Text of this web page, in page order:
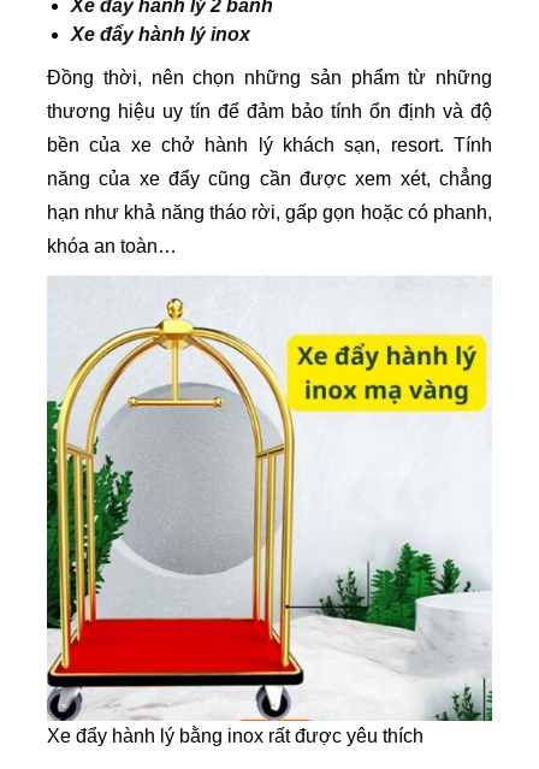
Xe đẩy hành lý 2 bánh
Xe đẩy hành lý inox
Đồng thời, nên chọn những sản phẩm từ những
thương hiệu uy tín để đảm bảo tính ổn định và độ
bền của xe chở hành lý khách sạn, resort. Tính
năng của xe đẩy cũng cần được xem xét, chẳng
hạn như khả năng tháo rời, gấp gọn hoặc có phanh,
khóa an toàn…
Xe đẩy hành lý bằng inox rất được yêu thích